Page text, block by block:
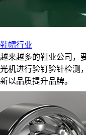
鞋帽行业
越来越多的鞋业公司，
光机进行验钉验针检测
新以品质提升品牌。